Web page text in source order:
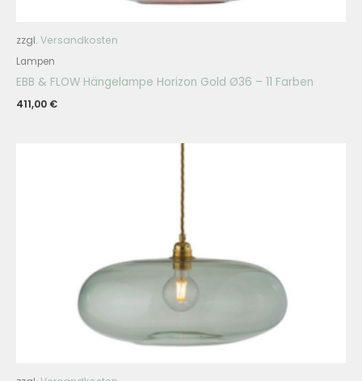
zzgl. Versandkosten
Lampen
EBB & FLOW Hängelampe Horizon Gold Ø36 – 11 Farben
411,00 €